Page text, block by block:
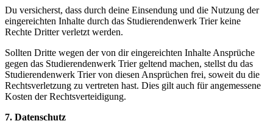
Du versicherst, dass durch deine Einsendung und die Nutzung der
eingereichten Inhalte durch das Studierendenwerk Trier keine
Rechte Dritter verletzt werden.
Sollten Dritte wegen der von dir eingereichten Inhalte Ansprüche
gegen das Studierendenwerk Trier geltend machen, stellst du das
Studierendenwerk Trier von diesen Ansprüchen frei, soweit du die
Rechtsverletzung zu vertreten hast. Dies gilt auch für angemessene
Kosten der Rechtsverteidigung.
7. Datenschutz